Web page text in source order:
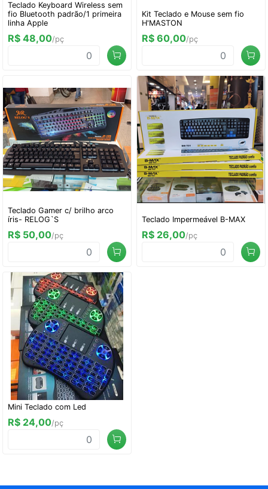
Teclado Keyboard Wireless sem
fio Bluetooth padrão/1 primeira
linha Apple
R$ 48,00/pç
Kit Teclado e Mouse sem fio
H'MASTON
R$ 60,00/pç
Teclado Gamer c/ brilho arco
íris- RELOG`S
R$ 50,00/pç
Teclado Impermeável B-MAX
R$ 26,00/pç
Mini Teclado com Led
R$ 24,00/pç